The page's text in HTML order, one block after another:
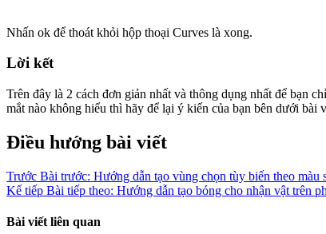
Nhấn ok để thoát khỏi hộp thoại Curves là xong.
Lời kết
Trên đây là 2 cách đơn giản nhất và thông dụng nhất để bạn
mắt nào không hiểu thì hãy để lại ý kiến của bạn bên dưới bài
Điều hướng bài viết
Trước Bài trước: Hướng dẫn tạo vùng chọn tùy biến theo màu
Kế tiếp Bài tiếp theo: Hướng dẫn tạo bóng cho nhận vật trên
Bài viết liên quan